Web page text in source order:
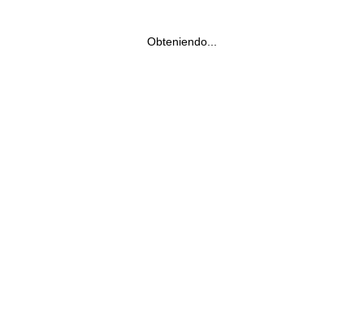
Obteniendo...